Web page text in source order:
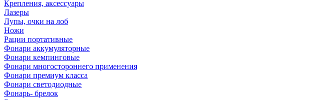
Крепления, аксессуары
Лазеры
Лупы, очки на лоб
Ножи
Рации портативные
Фонари аккумуляторные
Фонари кемпинговые
Фонари многостороннего применения
Фонари премиум класса
Фонари светодиодные
Фонарь- брелок